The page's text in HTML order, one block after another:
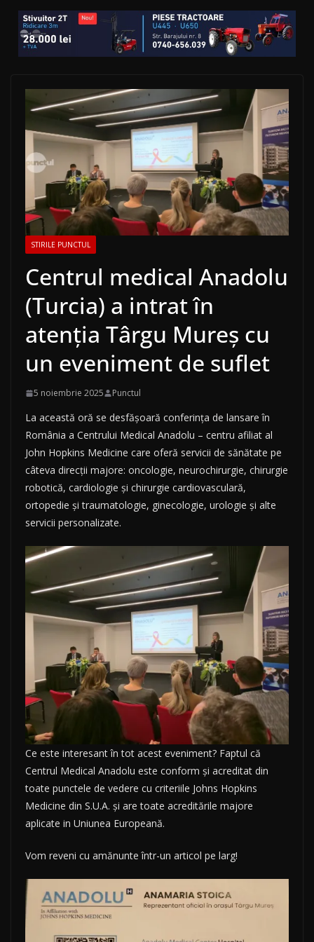
STIRILE PUNCTUL
Centrul medical Anadolu
(Turcia) a intrat în
atenția Târgu Mureș cu
un eveniment de suflet
5 noiembrie 2025 Punctul
La această oră se desfășoară conferința de lansare în
România a Centrului Medical Anadolu – centru afiliat al
John Hopkins Medicine care oferă servicii de sănătate pe
câteva direcții majore: oncologie, neurochirurgie, chirurgie
robotică, cardiologie și chirurgie cardiovasculară,
ortopedie și traumatologie, ginecologie, urologie și alte
servicii personalizate.
Ce este interesant în tot acest eveniment? Faptul că
Centrul Medical Anadolu este conform și acreditat din
toate punctele de vedere cu criteriile Johns Hopkins
Medicine din S.U.A. și are toate acreditările majore
aplicate in Uniunea Europeană.
Vom reveni cu amănunte într-un articol pe larg!